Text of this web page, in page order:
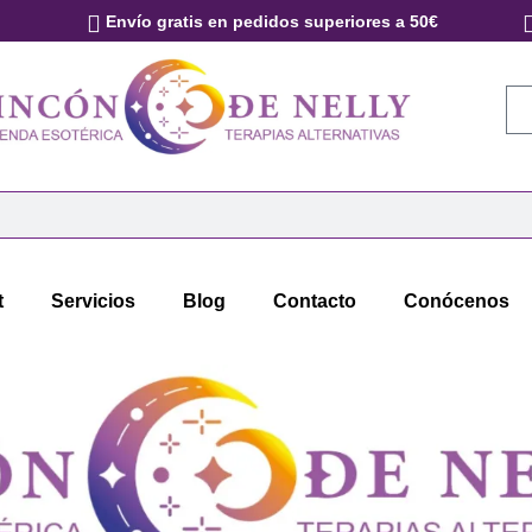
Envío gratis en pedidos superiores a 50€
Servicios Blog Contacto Conócenos